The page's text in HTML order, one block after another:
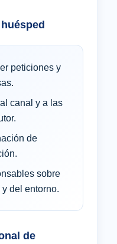
peticiones y
canal y a las
de
sobre
del entorno.
de